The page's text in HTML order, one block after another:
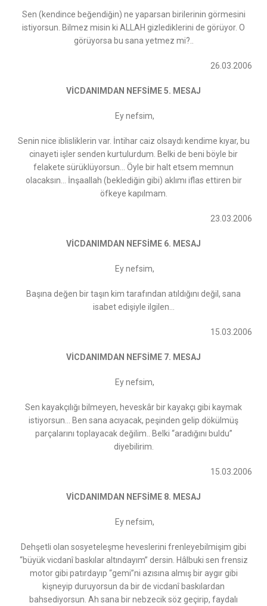
Sen (kendince beğendiğin) ne yaparsan birilerinin görmesini
istiyorsun. Bilmez misin ki ALLAH gizlediklerini de görüyor. O
görüyorsa bu sana yetmez mi?..
26.03.2006
VİCDANIMDAN NEFSİME 5. MESAJ
Ey nefsim,
Senin nice iblisliklerin var. İntihar caiz olsaydı kendime kıyar, bu
cinayeti işler senden kurtulurdum. Belki de beni böyle bir
felakete sürüklüyorsun… Öyle bir halt etsem memnun
olacaksın… İnşaallah (beklediğin gibi) aklımı iflas ettiren bir
öfkeye kapılmam.
23.03.2006
VİCDANIMDAN NEFSİME 6. MESAJ
Ey nefsim,
Başına değen bir taşın kim tarafından atıldığını değil, sana
isabet edişiyle ilgilen…
15.03.2006
VİCDANIMDAN NEFSİME 7. MESAJ
Ey nefsim,
Sen kayakçılığı bilmeyen, heveskâr bir kayakçı gibi kaymak
istiyorsun… Ben sana acıyacak, peşinden gelip dökülmüş
parçalarını toplayacak değilim.. Belki “aradığını buldu”
diyebilirim.
15.03.2006
VİCDANIMDAN NEFSİME 8. MESAJ
Ey nefsim,
Dehşetli olan sosyeteleşme heveslerini frenleyebilmişim gibi
“büyük vicdanî baskılar altındayım” dersin. Hâlbuki sen frensiz
motor gibi patırdayıp “gemi”ni azısına almış bir aygır gibi
kişneyip duruyorsun da bir de vicdanî baskılardan
bahsediyorsun. Ah sana bir nebzecik söz geçirip, faydalı